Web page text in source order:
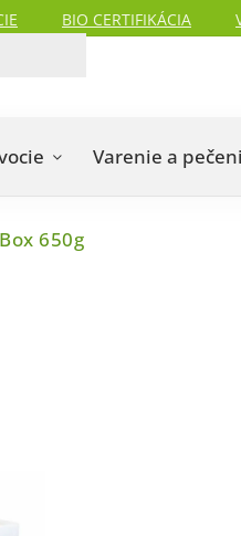
BIO CERTIFIKÁCIA
Varenie a
650g